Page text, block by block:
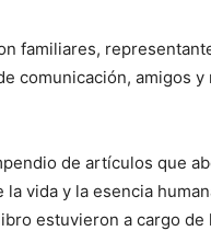
familiares,
comunicación, amigos y
de artículos que
vida y la esencia
estuvieron a cargo de